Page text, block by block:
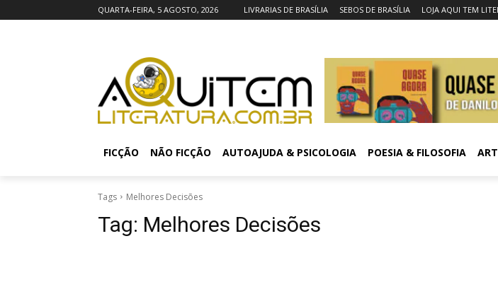
QUARTA-FEIRA, 5 AGOSTO, 2026 LIVRARIAS DE BRASÍLIA SEBOS DE BRASÍLIA LOJA AQUI TEM
FICÇÃO NÃO FICÇÃO AUTOAJUDA & PSICOLOGIA POESIA & FILOSOFIA
Tags Melhores Decisões
Tag: Melhores Decisões